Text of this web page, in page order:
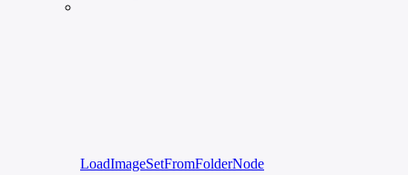
LoadImageSetFromFolderNode